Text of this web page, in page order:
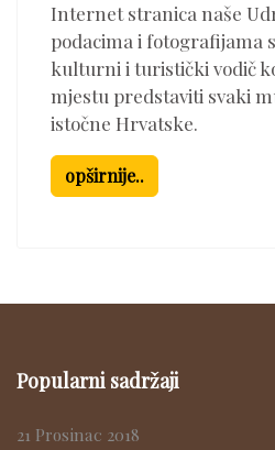
Internet stranica naše
podacima i fotografijama
kulturni i turistički vodič
mjestu predstaviti svaki
istočne Hrvatske.
opširnije..
Popularni sadržaji
21 Prosinac 2018